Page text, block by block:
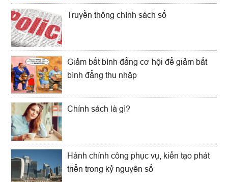
Truyền thông chính sách số
Giảm bất bình đẳng cơ hội để giảm bất
bình đẳng thu nhập
Chính sách là gì?
Hành chính công phục vụ, kiến tạo phát
triển trong kỷ nguyên số